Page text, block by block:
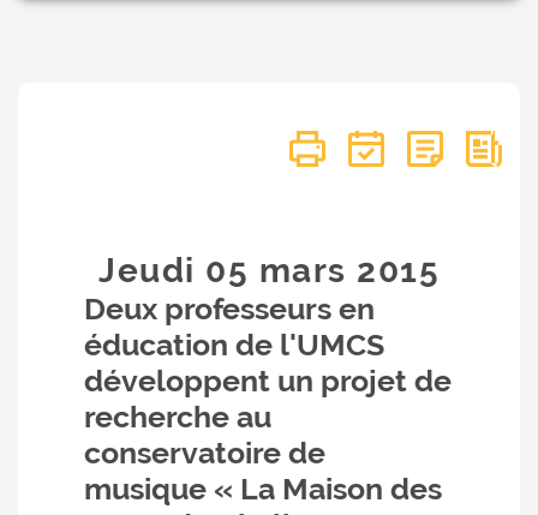
Jeudi 05 mars 2015
Deux professeurs en
éducation de l'UMCS
développent un projet de
recherche au
conservatoire de
musique « La Maison des